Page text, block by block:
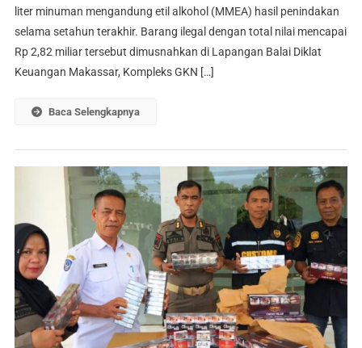
liter minuman mengandung etil alkohol (MMEA) hasil penindakan
selama setahun terakhir. Barang ilegal dengan total nilai mencapai
Rp 2,82 miliar tersebut dimusnahkan di Lapangan Balai Diklat
Keuangan Makassar, Kompleks GKN […]
Baca Selengkapnya